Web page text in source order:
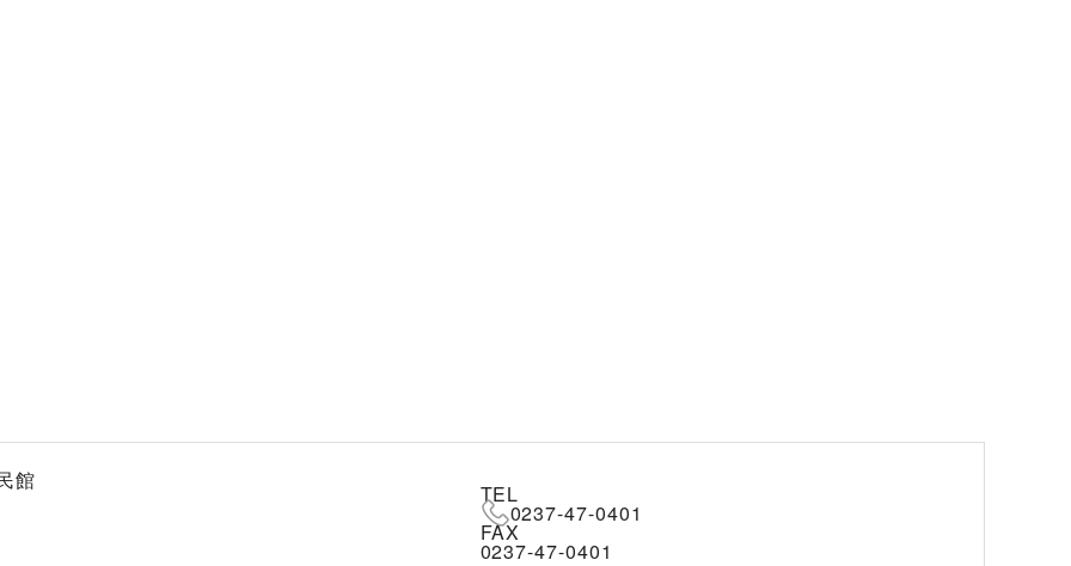
館
TEL
0237-47-0401
FAX
0237-47-0401